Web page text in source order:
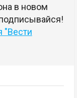
в новом
"Вести